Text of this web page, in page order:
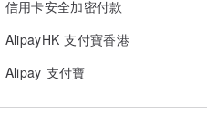
信用卡安全加密付款
AlipayHK 支付寶香港
Alipay 支付寶